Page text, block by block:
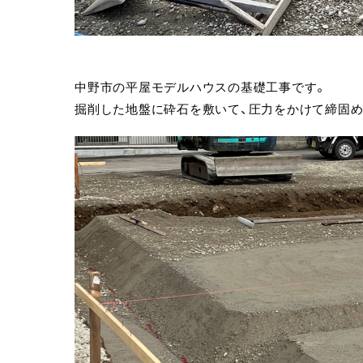
中野市の平屋モデルハウスの基礎工事です。
掘削した地盤に砕石を敷いて、圧力をかけて締固